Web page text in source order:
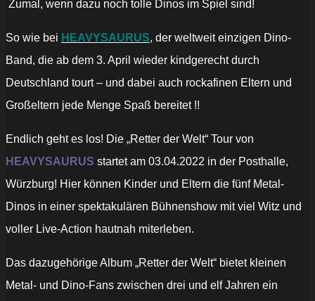
Zumal, wenn dazu noch tolle Dinos im Spiel sind!
So wie bei HEAVYSAURUS, der weltweit einzigen Dino-
Band, die ab dem 3. April wieder kindgerecht durch
Deutschland tourt – und dabei auch rockafinen Eltern und
Großeltern jede Menge Spaß bereitet !!
Endlich geht es los! Die „Retter der Welt“ Tour von
HEAVYSAURUS startet am 03.04.2022 in der Posthalle,
Würzburg! Hier können Kinder und Eltern die fünf Metal-
Dinos in einer spektakulären Bühnenshow mit viel Witz und
voller Live-Action hautnah miterleben.
Das dazugehörige Album „Retter der Welt“ bietet kleinen
Metal- und Dino-Fans zwischen drei und elf Jahren ein